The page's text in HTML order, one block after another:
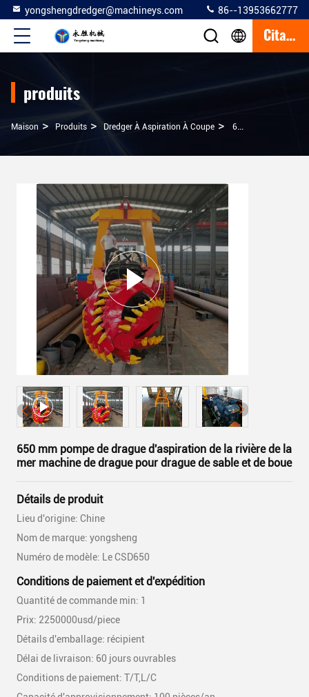
yongshengdredger@machineys.com 86--13953662777
Citation
produits
Maison > Produits > Dredger À Aspiration À Coupe > 650 Mm Pompe De Drague D'aspiration De La Rivière De La Mer Machine De Drague Pour Drague De Sable Et De Boue
650 mm pompe de drague d'aspiration de la rivière de la
mer machine de drague pour drague de sable et de boue
Détails de produit
Lieu d'origine: Chine
Nom de marque: yongsheng
Numéro de modèle: Le CSD650
Conditions de paiement et d'expédition
Quantité de commande min: 1
Prix: 2250000usd/piece
Détails d'emballage: récipient
Délai de livraison: 60 jours ouvrables
Conditions de paiement: T/T,L/C